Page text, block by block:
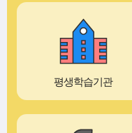
평생학습기관